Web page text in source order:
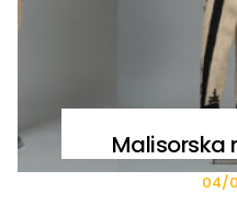
Malisorska
04/